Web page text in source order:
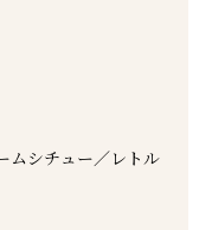
ムシチュー／レトル